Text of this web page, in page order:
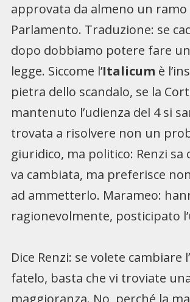
approvata da almeno un ramo
Parlamento. Traduzione: se
dopo dobbiamo potere fare
legge. Siccome l’Italicum è
pietra dello scandalo, se la
mantenuto l’udienza del 4 si
trovata a risolvere non un
giuridico, ma politico: Renzi sa
va cambiata, ma preferisce
ad ammetterlo. Marameo:
ragionevolmente, posticipato
Dice Renzi: se volete cambiare
fatelo, basta che vi troviate